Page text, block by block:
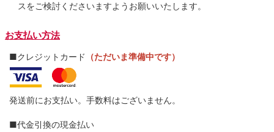
スをご検討くださいますようお願いいたします。
お支払い方法
■クレジットカード （ただいま準備中です）
発送前にお支払い。手数料はございません。
■代金引換の現金払い